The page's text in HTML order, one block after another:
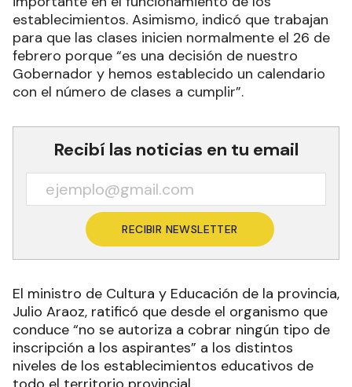
establecimientos. Asimismo, indicó que trabajan
para que las clases inicien normalmente el 26 de
febrero porque “es una decisión de nuestro
Gobernador y hemos establecido un calendario
con el número de clases a cumplir”.
Recibí las noticias en tu email
RECIBIR NEWSLETTER
El ministro de Cultura y Educación de la provincia,
Julio Araoz, ratificó que desde el organismo que
conduce “no se autoriza a cobrar ningún tipo de
inscripción a los aspirantes” a los distintos
niveles de los establecimientos educativos de